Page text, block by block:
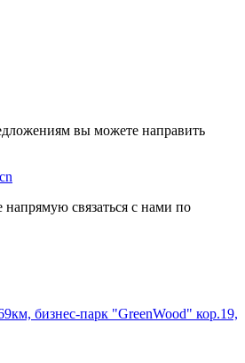
вы можете направить
связаться с нами по
бизнес-парк "GreenWood" кор.19,